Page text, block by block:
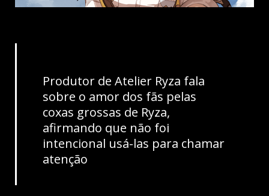
Produtor de Atelier Ryza fala
sobre o amor dos fãs pelas
coxas grossas de Ryza,
afirmando que não foi
intencional usá-las para chamar
atenção